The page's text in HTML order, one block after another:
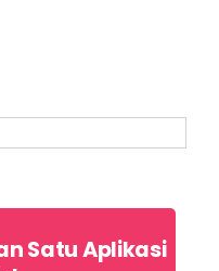
Satu Aplikasi